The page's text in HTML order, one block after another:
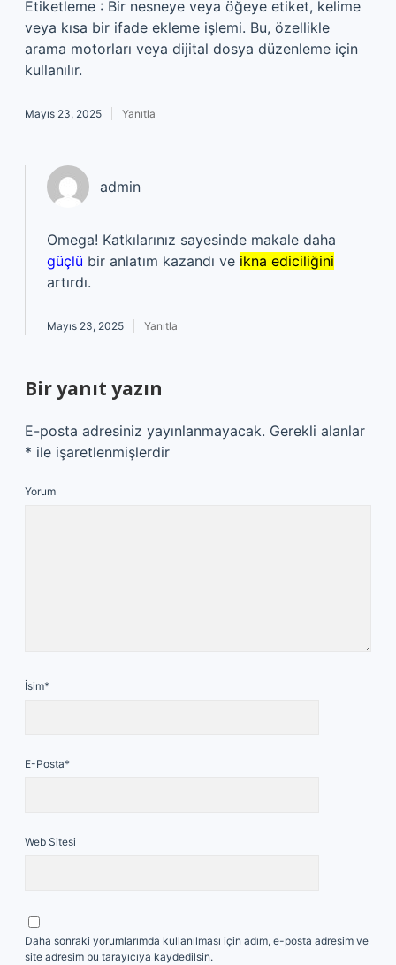
Etiketleme : Bir nesneye veya öğeye etiket, kelime
veya kısa bir ifade ekleme işlemi. Bu, özellikle
arama motorları veya dijital dosya düzenleme için
kullanılır.
Mayıs 23, 2025 Yanıtla
admin
Omega! Katkılarınız sayesinde makale daha
güçlü bir anlatım kazandı ve ikna ediciliğini
artırdı.
Mayıs 23, 2025 Yanıtla
Bir yanıt yazın
E-posta adresiniz yayınlanmayacak. Gerekli alanlar
* ile işaretlenmişlerdir
Yorum
İsim*
E-Posta*
Web Sitesi
Daha sonraki yorumlarımda kullanılması için adım, e-posta adresim ve
site adresim bu tarayıcıya kaydedilsin.